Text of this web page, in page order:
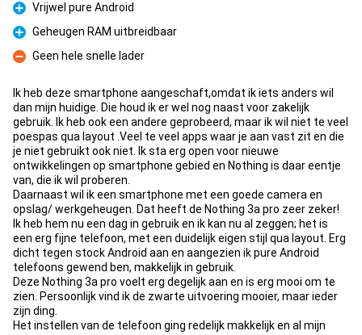
Pro
Vrijwel pure Android
Pro
Geheugen RAM uitbreidbaar
Con
Geen hele snelle lader
Ik heb deze smartphone aangeschaft,omdat ik iets anders wil
dan mijn huidige. Die houd ik er wel nog naast voor zakelijk
gebruik. Ik heb ook een andere geprobeerd, maar ik wil niet te veel
poespas qua layout .Veel te veel apps waar je aan vast zit en die
je niet gebruikt ook niet. Ik sta erg open voor nieuwe
ontwikkelingen op smartphone gebied en Nothing is daar eentje
van, die ik wil proberen.
Daarnaast wil ik een smartphone met een goede camera en
opslag/ werkgeheugen. Dat heeft de Nothing 3a pro zeer zeker!
Ik heb hem nu een dag in gebruik en ik kan nu al zeggen; het is
een erg fijne telefoon, met een duidelijk eigen stijl qua layout. Erg
dicht tegen stock Android aan en aangezien ik pure Android
telefoons gewend ben, makkelijk in gebruik.
Deze Nothing 3a pro voelt erg degelijk aan en is erg mooi om te
zien. Persoonlijk vind ik de zwarte uitvoering mooier, maar ieder
zijn ding.
Het instellen van de telefoon ging redelijk makkelijk en al mijn